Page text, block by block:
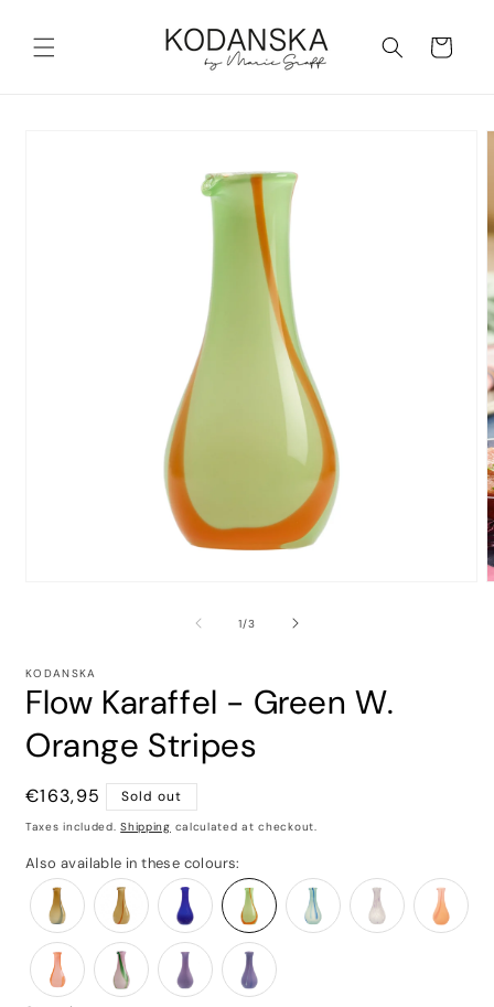
content
Cart
1/of
3
KODANSKA
Flow Karaffel - Green W.
Orange Stripes
Regular
price
€163,95 Sold out
Taxes included.Shipping calculated at checkout.
Also available in these colours: